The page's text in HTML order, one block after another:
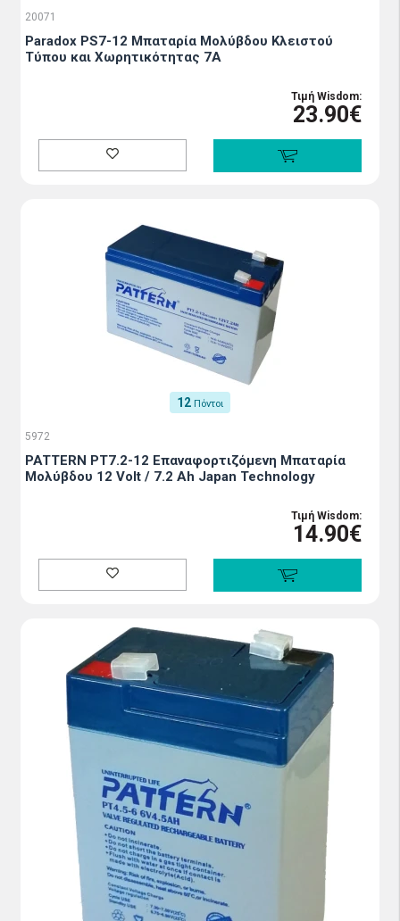
20071
Paradox PS7-12 Μπαταρία Μολύβδου Κλειστού
Τύπου και Χωρητικότητας 7Α
Τιμή Wisdom:
23.90€
12 Πόντοι
5972
PATTERN PT7.2-12 Επαναφορτιζόμενη Μπαταρία
Μολύβδου 12 Volt / 7.2 Ah Japan Technology
Τιμή Wisdom:
14.90€